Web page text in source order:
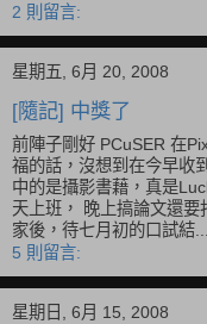
2 則留言:
星期五, 6月 20, 2008
[隨記] 中獎了
前陣子剛好 PCuSER 在
福的話，沒想到在今早收
中的是攝影書藉，真是
天上班， 晚上搞論文還
家後，待七月初的口試結...
5 則留言:
星期日, 6月 15, 2008